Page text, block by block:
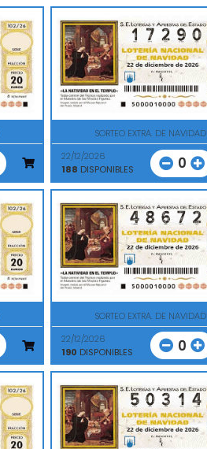
SORTEO EXTRA. DE NAVIDAD
22/12/2026
188 DISPONIBLES 0
SORTEO EXTRA. DE NAVIDAD
22/12/2026
190 DISPONIBLES 0